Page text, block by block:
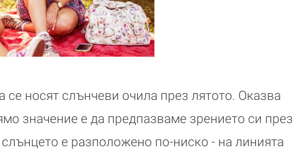
се носят слънчеви очила през лятото. Оказва
значение е да предпазваме зрението си през
слънцето е разположено по-ниско - на линията